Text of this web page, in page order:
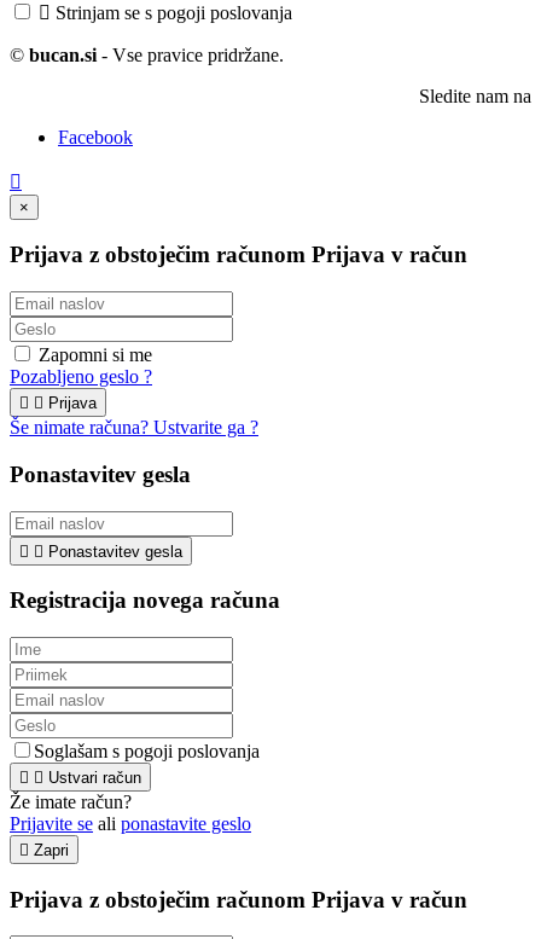
 Strinjam se s pogoji poslovanja
© bucan.si - Vse pravice pridržane.
Sledite nam na
Facebook

×
Prijava z obstoječim računom Prijava v račun
Zapomni si me
Pozabljeno geslo ?
  Prijava
Še nimate računa? Ustvarite ga ?
Ponastavitev gesla
  Ponastavitev gesla
Registracija novega računa
Soglašam s pogoji poslovanja
  Ustvari račun
Že imate račun?
Prijavite se ali ponastavite geslo
 Zapri
Prijava z obstoječim računom Prijava v račun